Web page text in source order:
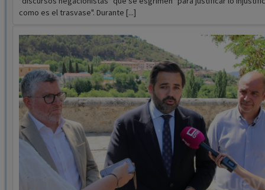
Núñez asegura que los alcaldes del PP en